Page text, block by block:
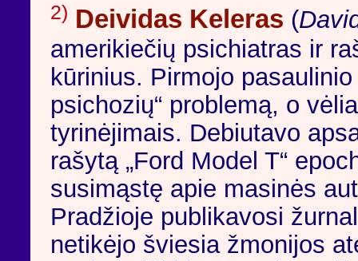
2) Deividas Keleras (
amerikiečių psichiatras ir
kūrinius. Pirmojo
psichozių“ problemą, o
tyrinėjimais. Debiutavo
rašytą „Ford Model T“
susimąstę apie masinės
Pradžioje publikavosi
netikėjo šviesia žmonijos